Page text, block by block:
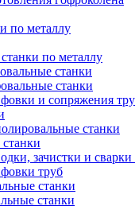
по металлу
по металлу
станки
станки
и сопряжения
станки
зачистки и сварки
труб
станки
станки